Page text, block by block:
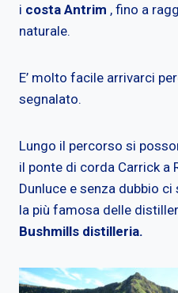
i costa Antrim , fino a
naturale.
E’ molto facile arrivarci
segnalato.
Lungo il percorso si
il ponte di corda Carrick a
Dunluce e senza dubbio
la più famosa delle
Bushmills distilleria.